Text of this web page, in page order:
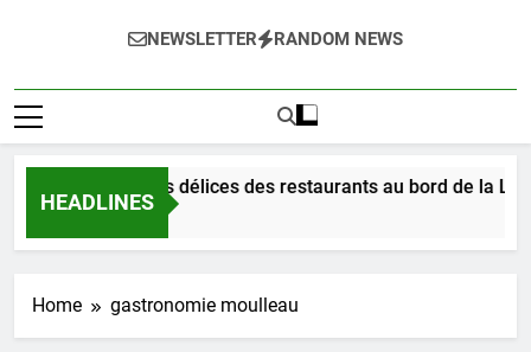
NEWSLETTER RANDOM NEWS
HEADLINES
Dégustez les délices des restaurants au bord de la
3 Jours Ago
Home gastronomie moulleau